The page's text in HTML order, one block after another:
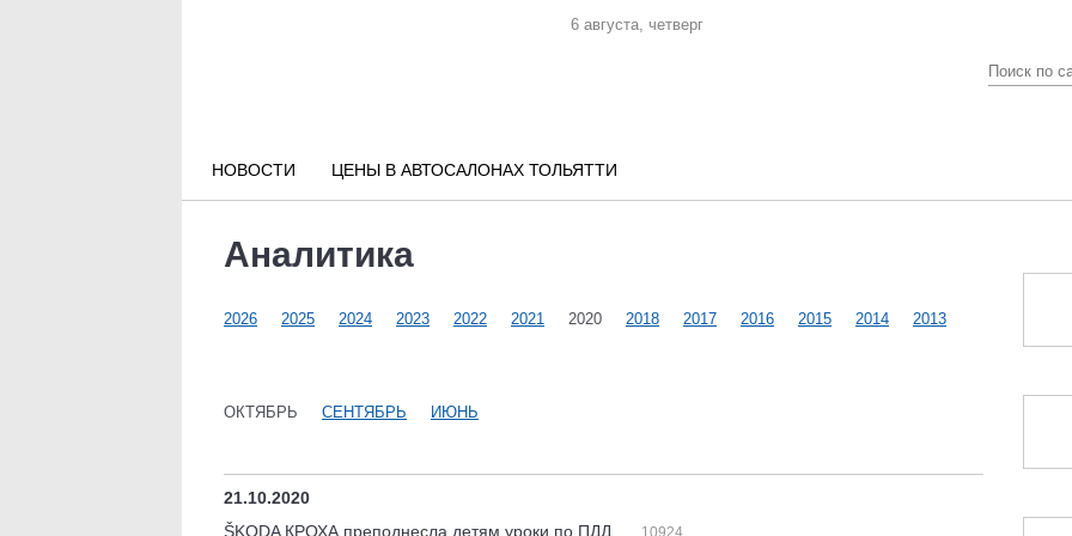
6 августа, четверг
НОВОСТИ ЦЕНЫ В АВТОСАЛОНАХ ТОЛЬЯТТИ
Аналитика
2026 2025 2024 2023 2022 2021 2020 2018 2017 2016 2015 2014 2013
ОКТЯБРЬ СЕНТЯБРЬ ИЮНЬ
21.10.2020
ŠKODA КРОХА преподнесла детям уроки по ПДД
10924